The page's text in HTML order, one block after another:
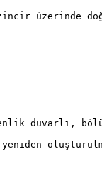
üzerinde
duvarlı,